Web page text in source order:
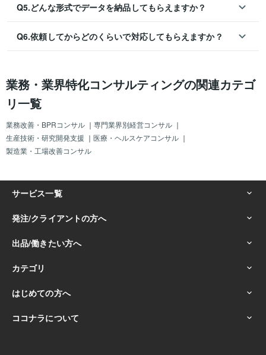
Q5.どんな形式でデータを納品してもらえますか？
Q6.依頼してからどのくらいで対応してもらえますか？
業務・業界特化コンサルティングの関連カテゴ
リ一覧
業務改善・BPRコンサル ｜ 専門業界別経営コンサル ｜
生産技術・研究開発支援 ｜ 医療・ヘルスケアコンサル ｜
製造業・工場改善コンサル